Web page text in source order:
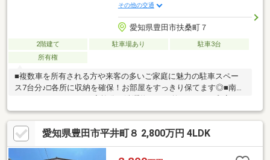
その他の交通
愛知県豊田市扶桑町７
2階建て 駐車場あり
駐車3台
所有権
■複数車を所有される方や来客の多いご家庭に魅力の駐車スペー
ス7台分♪□各所に収納を確保！お部屋をすっきり保てます◎■南面
り！客間としてのご利用の他、キッズスペースとしても安心、安
全にご使用頂けます◎＊＊ライフインフォメーション＊＊■おい
でんバス「扶桑町」停…徒歩約7分□平井小学校…徒歩約10分■高橋
中学校…徒歩約28分□豊田市立平井こども園…徒歩約10分■ファミ
リーマート豊田百々町九丁目店…徒歩約9分物件の詳細はもちろ
愛知県豊田市平井町８ 2,800万円 4LDK